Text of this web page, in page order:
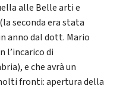
alle Belle arti e
seconda era stata
anno dal dott. Mario
l’incarico di
e che avrà un
fronti: apertura della